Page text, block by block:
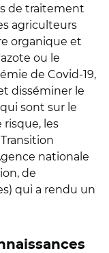
de traitement
agriculteurs
organique et
ou le
de Covid-19,
disséminer le
sont sur le
les
nationale
de
qui a rendu un